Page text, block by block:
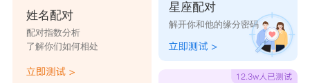
姓名配对
配对指数分析
了解你们如何相处
星座配对
解开你和他的缘分密码